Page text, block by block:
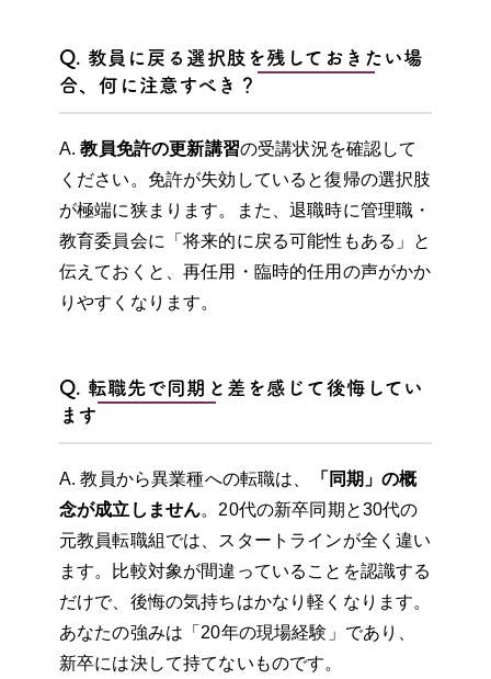
Q. 教員に戻る選択肢を残しておきたい場
合、何に注意すべき？
A.教員免許の更新講習の受講状況を確認して
ください。免許が失効していると復帰の選択肢
が極端に狭まります。また、退職時に管理職・
教育委員会に「将来的に戻る可能性もある」と
伝えておくと、再任用・臨時的任用の声がかか
りやすくなります。
Q. 転職先で同期と差を感じて後悔してい
ます
A. 教員から異業種への転職は、
「同期」の概
念が成立しません。20代の新卒同期と30代の
元教員転職組では、スタートラインが全く違い
ます。比較対象が間違っていることを認識する
だけで、後悔の気持ちはかなり軽くなります。
あなたの強みは「20年の現場経験」であり、
新卒には決して持てないものです。